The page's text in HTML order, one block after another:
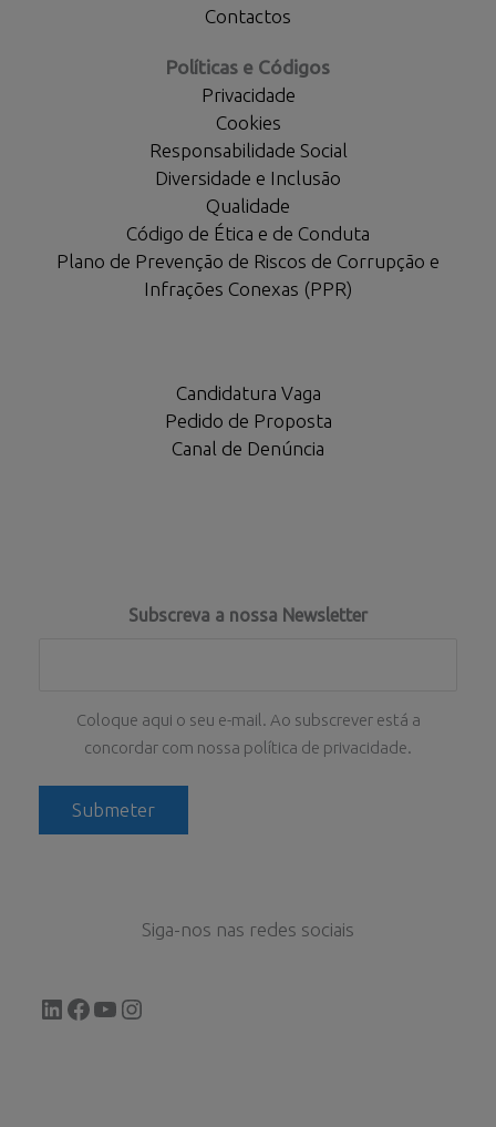
Contactos
Políticas e Códigos
Privacidade
Cookies
Responsabilidade Social
Diversidade e Inclusão
Qualidade
Código de Ética e de Conduta
Plano de Prevenção de Riscos de Corrupção e
Infrações Conexas (PPR)
Candidatura Vaga
Pedido de Proposta
Canal de Denúncia
Subscreva a nossa Newsletter
Coloque aqui o seu e-mail. Ao subscrever está a
concordar com nossa política de privacidade.
Siga-nos nas redes sociais
LinkedIn
Facebook
YouTube
Instagram